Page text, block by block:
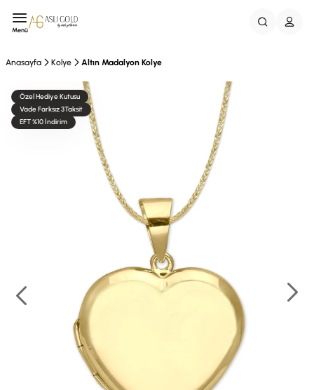
Menü
Anasayfa Kolye Altın Madalyon Kolye
Özel Hediye Kutusu
Vade Farksız 3Taksit
EFT %10 İndirim